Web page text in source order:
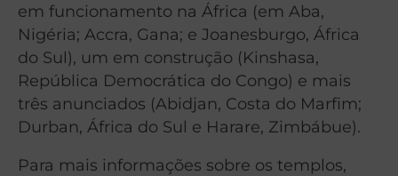
em funcionamento na África (em Aba,
Nigéria; Accra, Gana; e Joanesburgo, África
do Sul), um em construção (Kinshasa,
República Democrática do Congo) e mais
três anunciados (Abidjan, Costa do Marfim;
Durban, África do Sul e Harare, Zimbábue).
Para mais informações sobre os templos,